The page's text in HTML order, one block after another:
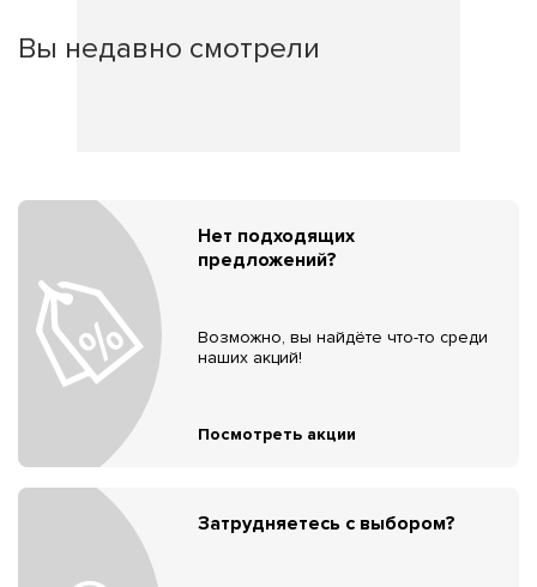
Вы недавно смотрели
Нет подходящих
предложений?
Возможно, вы найдёте что-то среди
наших акций!
Посмотреть акции
Затрудняетесь с выбором?